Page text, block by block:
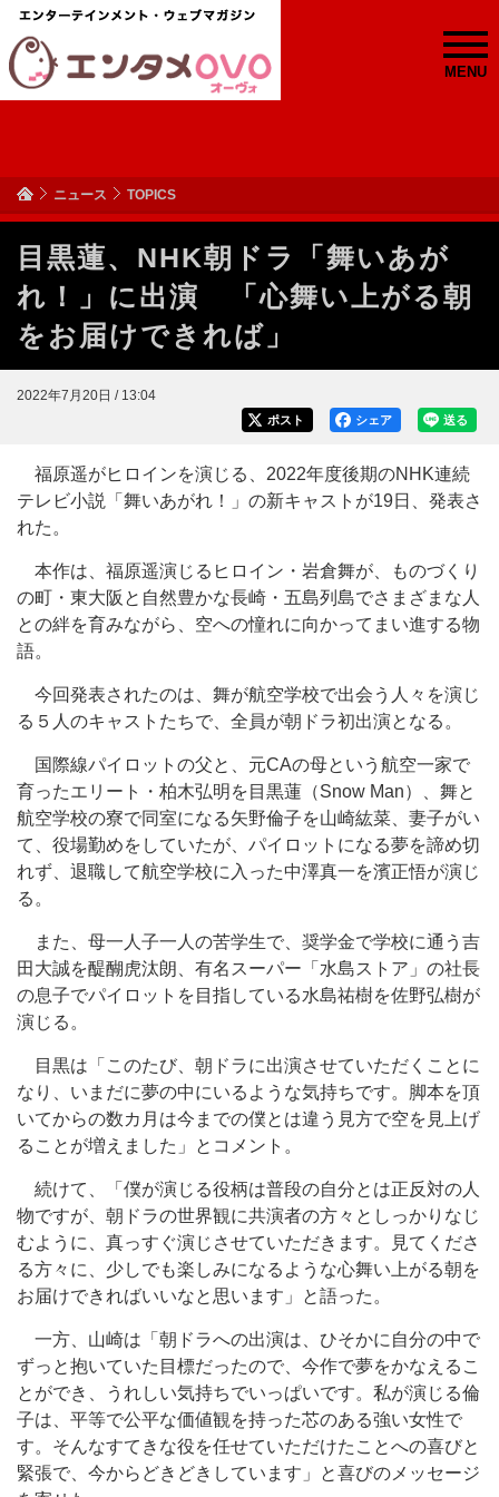
MENU
ニュース TOPICS
目黒蓮、NHK朝ドラ「舞いあが
れ！」に出演 「心舞い上がる朝
をお届けできれば」
2022年7月20日 / 13:04
送る
シェア
ポスト
福原遥がヒロインを演じる、2022年度後期のNHK連続
テレビ小説「舞いあがれ！」の新キャストが19日、発表さ
れた。
本作は、福原遥演じるヒロイン・岩倉舞が、ものづくり
の町・東大阪と自然豊かな長崎・五島列島でさまざまな人
との絆を育みながら、空への憧れに向かってまい進する物
語。
今回発表されたのは、舞が航空学校で出会う人々を演じ
る５人のキャストたちで、全員が朝ドラ初出演となる。
国際線パイロットの父と、元CAの母という航空一家で
育ったエリート・柏木弘明を目黒蓮（Snow Man）、舞と
航空学校の寮で同室になる矢野倫子を山崎紘菜、妻子がい
て、役場勤めをしていたが、パイロットになる夢を諦め切
れず、退職して航空学校に入った中澤真一を濱正悟が演じ
る。
また、母一人子一人の苦学生で、奨学金で学校に通う吉
田大誠を醍醐虎汰朗、有名スーパー「水島ストア」の社長
の息子でパイロットを目指している水島祐樹を佐野弘樹が
演じる。
目黒は「このたび、朝ドラに出演させていただくことに
なり、いまだに夢の中にいるような気持ちです。脚本を頂
いてからの数カ月は今までの僕とは違う見方で空を見上げ
ることが増えました」とコメント。
続けて、「僕が演じる役柄は普段の自分とは正反対の人
物ですが、朝ドラの世界観に共演者の方々としっかりなじ
むように、真っすぐ演じさせていただきます。見てくださ
る方々に、少しでも楽しみになるような心舞い上がる朝を
お届けできればいいなと思います」と語った。
一方、山崎は「朝ドラへの出演は、ひそかに自分の中で
ずっと抱いていた目標だったので、今作で夢をかなえるこ
とができ、うれしい気持ちでいっぱいです。私が演じる倫
子は、平等で公平な価値観を持った芯のある強い女性で
す。そんなすてきな役を任せていただけたことへの喜びと
緊張で、今からどきどきしています」と喜びのメッセージ